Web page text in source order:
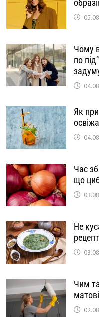
Чому
по
Як
Час
що
Не
Чим